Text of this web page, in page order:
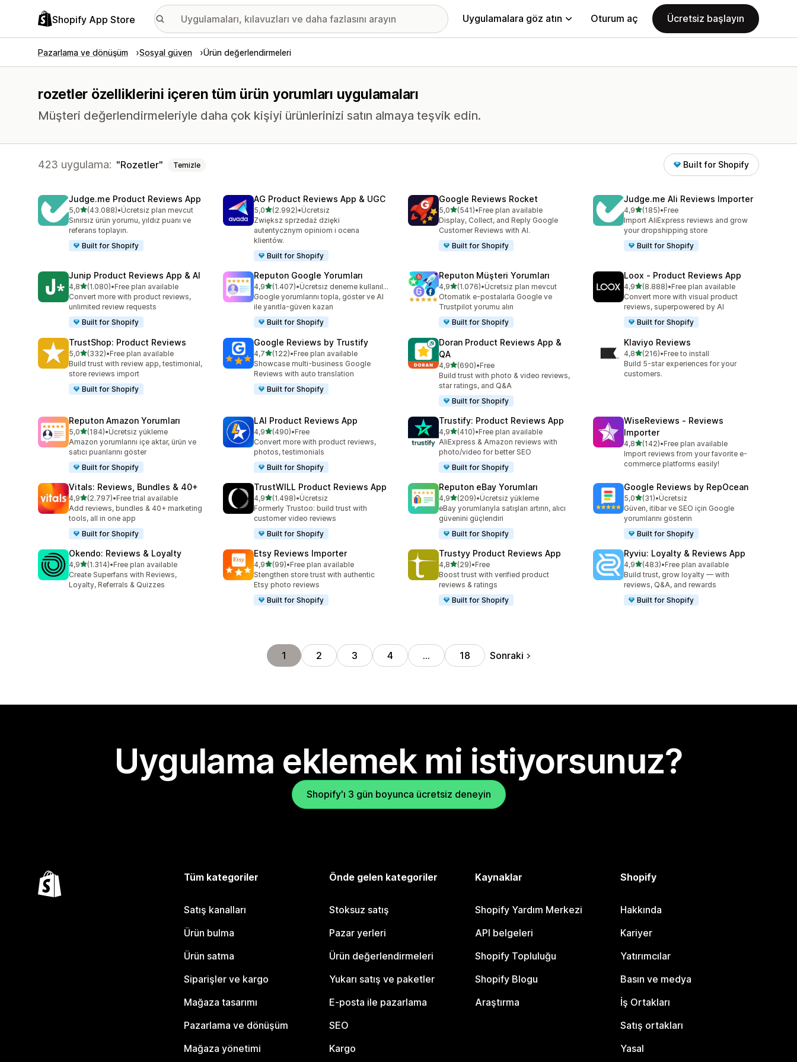
Shopify App Store Uygulamalara göz atın Oturum aç Ücretsiz başlayın
Pazarlama ve dönüşüm Sosyal güven Ürün değerlendirmeleri
rozetler özelliklerini içeren tüm ürün yorumları uygulamaları
Müşteri değerlendirmeleriyle daha çok kişiyi ürünlerinizi satın almaya teşvik edin.
423 uygulama: Rozetler Temizle Built for Shopify
Judge.me Product Reviews App
5,05 yıldız üzerinden
(43.088)
toplam 43088 değerlendirme
•Ücretsiz plan mevcut
Sınırsız ürün yorumu, yıldız puanı ve
referans toplayın.
Built for Shopify
AG Product Reviews App & UGC
5,05 yıldız üzerinden
(2.992)
toplam 2992 değerlendirme
•Ücretsiz
Zwiększ sprzedaż dzięki
autentycznym opiniom i ocena
klientów.
Built for Shopify
Google Reviews Rocket
5,05 yıldız üzerinden
(541)
toplam 541 değerlendirme
•Free plan available
Display, Collect, and Reply Google
Customer Reviews with AI.
Built for Shopify
Judge.me Ali Reviews Importer
4,95 yıldız üzerinden
(185)
toplam 185 değerlendirme
•Free
Import AliExpress reviews and grow
your dropshipping store
Built for Shopify
Junip Product Reviews App & AI
4,85 yıldız üzerinden
(1.080)
toplam 1080 değerlendirme
•Free plan available
Convert more with product reviews,
unlimited review requests
Built for Shopify
Reputon Google Yorumları
4,95 yıldız üzerinden
(1.407)
toplam 1407 değerlendirme
•
Ücretsiz deneme kullanılabilir
Google yorumlarını topla, göster ve AI
ile yanıtla-güven kazan
Built for Shopify
Reputon Müşteri Yorumları
4,95 yıldız üzerinden
(1.076)
toplam 1076 değerlendirme
•Ücretsiz plan mevcut
Otomatik e-postalarla Google ve
Trustpilot yorumu alın
Built for Shopify
Loox ‑ Product Reviews App
4,95 yıldız üzerinden
(8.888)
toplam 8888 değerlendirme
•Free plan available
Convert more with visual product
reviews, superpowered by AI
Built for Shopify
TrustShop: Product Reviews
5,05 yıldız üzerinden
(332)
toplam 332 değerlendirme
•Free plan available
Build trust with review app, testimonial,
store reviews import
Built for Shopify
Google Reviews by Trustify
4,75 yıldız üzerinden
(122)
toplam 122 değerlendirme
•Free plan available
Showcase multi-business Google
Reviews with auto translation
Built for Shopify
Doran Product Reviews App &
QA
4,95 yıldız üzerinden
(690)
toplam 690 değerlendirme
•Free
Build trust with photo & video reviews,
star ratings, and Q&A
Built for Shopify
Klaviyo Reviews
4,85 yıldız üzerinden
(216)
toplam 216 değerlendirme
•Free to install
Build 5-star experiences for your
customers.
Reputon Amazon Yorumları
5,05 yıldız üzerinden
(184)
toplam 184 değerlendirme
•Ücretsiz yükleme
Amazon yorumlarını içe aktar, ürün ve
satıcı puanlarını göster
Built for Shopify
LAI Product Reviews App
4,95 yıldız üzerinden
(490)
toplam 490 değerlendirme
•Free
Convert more with product reviews,
photos, testimonials
Built for Shopify
Trustify: Product Reviews App
4,95 yıldız üzerinden
(410)
toplam 410 değerlendirme
•Free plan available
AliExpress & Amazon reviews with
photo/video for better SEO
Built for Shopify
WiseReviews ‑ Reviews
Importer
4,85 yıldız üzerinden
(142)
toplam 142 değerlendirme
•Free plan available
Import reviews from your favorite e-
commerce platforms easily!
Vitals: Reviews, Bundles & 40+
4,95 yıldız üzerinden
(2.797)
toplam 2797 değerlendirme
•Free trial available
Add reviews, bundles & 40+ marketing
tools, all in one app
Built for Shopify
TrustWILL Product Reviews App
4,95 yıldız üzerinden
(1.498)
toplam 1498 değerlendirme
•Ücretsiz
Formerly Trustoo: build trust with
customer video reviews
Built for Shopify
Reputon eBay Yorumları
4,95 yıldız üzerinden
(209)
toplam 209 değerlendirme
•Ücretsiz yükleme
eBay yorumlarıyla satışları artırın, alıcı
güvenini güçlendiri
Built for Shopify
Google Reviews by RepOcean
5,05 yıldız üzerinden
(31)
toplam 31 değerlendirme
•Ücretsiz
Güven, itibar ve SEO için Google
yorumlarını gösterin
Built for Shopify
Okendo: Reviews & Loyalty
4,95 yıldız üzerinden
(1.314)
toplam 1314 değerlendirme
•Free plan available
Create Superfans with Reviews,
Loyalty, Referrals & Quizzes
Etsy Reviews Importer
4,95 yıldız üzerinden
(99)
toplam 99 değerlendirme
•Free plan available
Stengthen store trust with authentic
Etsy photo reviews
Built for Shopify
Trustyy Product Reviews App
4,85 yıldız üzerinden
(29)
toplam 29 değerlendirme
•Free
Boost trust with verified product
reviews & ratings
Built for Shopify
Ryviu: Loyalty & Reviews App
4,95 yıldız üzerinden
(483)
toplam 483 değerlendirme
•Free plan available
Build trust, grow loyalty — with
reviews, Q&A, and rewards
Built for Shopify
1 2 3 4 … 18 Sonraki
Uygulama eklemek mi istiyorsunuz?
Shopify'ı 3 gün boyunca ücretsiz deneyin
Tüm kategoriler
Satış kanalları
Ürün bulma
Ürün satma
Siparişler ve kargo
Mağaza tasarımı
Pazarlama ve dönüşüm
Mağaza yönetimi
Önde gelen kategoriler
Stoksuz satış
Pazar yerleri
Ürün değerlendirmeleri
Yukarı satış ve paketler
E-posta ile pazarlama
SEO
Kargo
Kaynaklar
Shopify Yardım Merkezi
API belgeleri
Shopify Topluluğu
Shopify Blogu
Araştırma
Shopify
Hakkında
Kariyer
Yatırımcılar
Basın ve medya
İş Ortakları
Satış ortakları
Yasal